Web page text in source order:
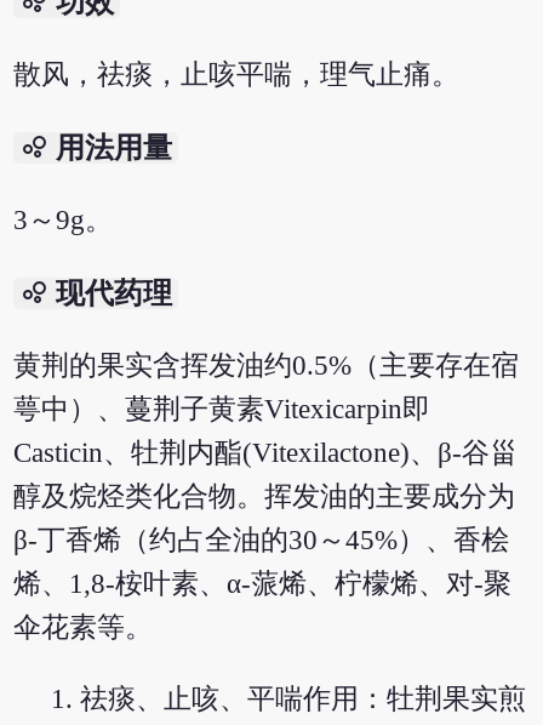
散风，祛痰，止咳平喘，理气止痛。
bubble_chart 用法用量
3～9g。
bubble_chart 现代药理
黄荆的果实含挥发油约0.5%（主要存在宿
萼中）、蔓荆子黄素Vitexicarpin即
Casticin、牡荆内酯(Vitexilactone)、β-谷甾
醇及烷烃类化合物。挥发油的主要成分为
β-丁香烯（约占全油的30～45%）、香桧
烯、1,8-桉叶素、α-蒎烯、柠檬烯、对-聚
伞花素等。
祛痰、止咳、平喘作用：牡荆果实煎